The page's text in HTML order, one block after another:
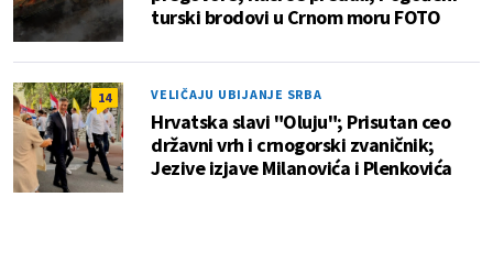
turski brodovi u Crnom moru FOTO
14 VELIČAJU UBIJANJE SRBA
Hrvatska slavi "Oluju"; Prisutan ceo
državni vrh i crnogorski zvaničnik;
Jezive izjave Milanovića i Plenkovića